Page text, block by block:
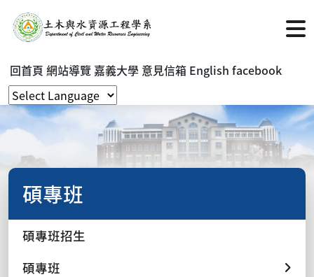
回首頁 網站導覽 嘉義大學 意見信箱 English facebook
碩專班
碩專班招生
碩專班